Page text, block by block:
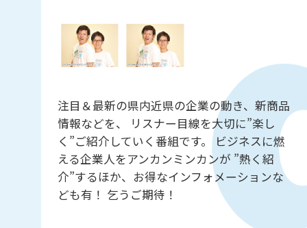
注目＆最新の県内近県の企業の動き、新商品
情報などを、 リスナー目線を大切に”楽し
く”ご紹介していく番組です。 ビジネスに燃
える企業人をアンカンミンカンが ”熱く紹
介”するほか、お得なインフォメーションな
ども有！ 乞うご期待！